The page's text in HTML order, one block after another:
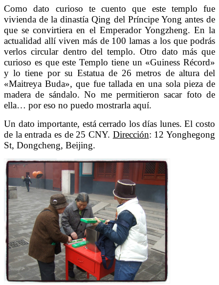
Como dato curioso te cuento que este templo fue
vivienda de la dinastía Qing del Príncipe Yong antes de
que se convirtiera en el Emperador Yongzheng. En la
actualidad allí viven más de 100 lamas a los que podrás
verlos circular dentro del templo. Otro dato más que
curioso es que este Templo tiene un «Guiness Récord»
y lo tiene por su Estatua de 26 metros de altura del
«Maitreya Buda», que fue tallada en una sola pieza de
madera de sándalo. No me permitieron sacar foto de
ella… por eso no puedo mostrarla aquí.
Un dato importante, está cerrado los días lunes. El costo
de la entrada es de 25 CNY. Dirección: 12 Yonghegong
St, Dongcheng, Beijing.